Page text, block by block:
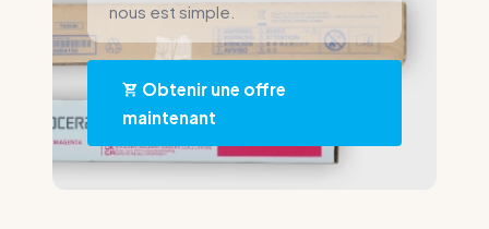
nous est simple.
Obtenir une offre
maintenant